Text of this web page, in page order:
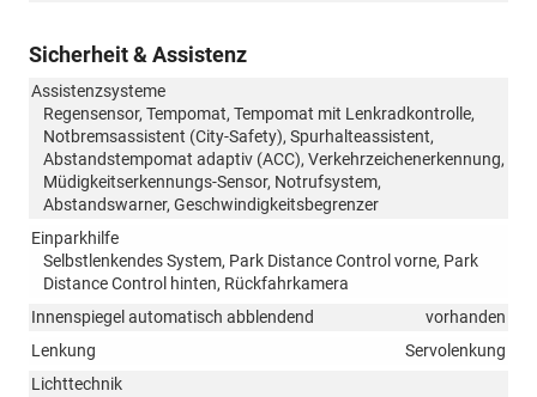
Sicherheit & Assistenz
Assistenzsysteme
Regensensor, Tempomat, Tempomat mit Lenkradkontrolle,
Notbremsassistent (City-Safety), Spurhalteassistent,
Abstandstempomat adaptiv (ACC), Verkehrzeichenerkennung,
Müdigkeitserkennungs-Sensor, Notrufsystem,
Abstandswarner, Geschwindigkeitsbegrenzer
Einparkhilfe
Selbstlenkendes System, Park Distance Control vorne, Park
Distance Control hinten, Rückfahrkamera
Innenspiegel automatisch abblendend
vorhanden
Lenkung
Servolenkung
Lichttechnik